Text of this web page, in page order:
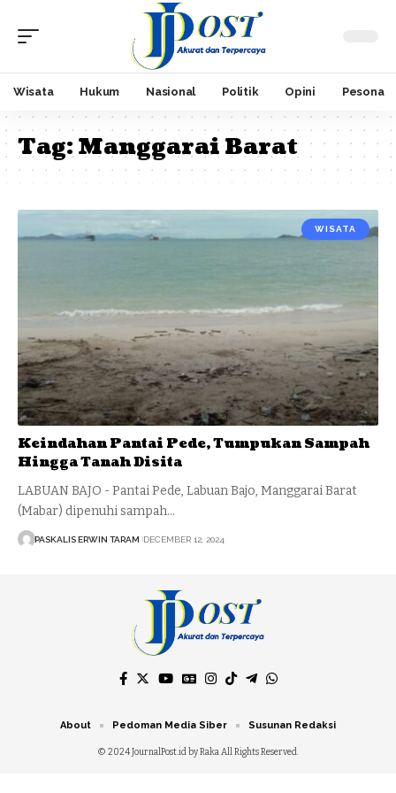
Wisata Hukum Nasional Politik Opini Pesona
Tag:Manggarai Barat
WISATA
Keindahan Pantai Pede, Tumpukan Sampah
Hingga Tanah Disita
LABUAN BAJO - Pantai Pede, Labuan Bajo, Manggarai Barat
(Mabar) dipenuhi sampah…
PASKALIS ERWIN TARAM DECEMBER 12, 2024
© 2024 JournalPost.id by Raka All Rights Reserved.
About Pedoman Media Siber Susunan Redaksi